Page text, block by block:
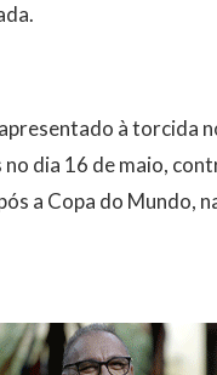
à torcida
dia 16 de maio,
a Copa do Mundo,